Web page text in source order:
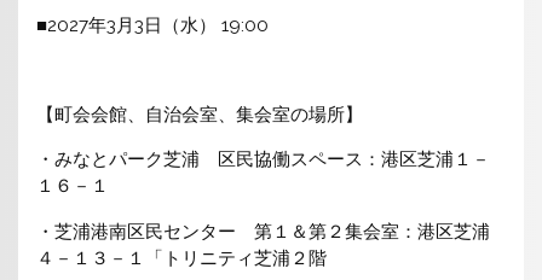
■2027年3月3日（水） 19:00
【町会会館、自治会室、集会室の場所】
・みなとパーク芝浦 区民協働スペース：港区芝浦１－
１６－１
・芝浦港南区民センター 第１＆第２集会室：港区芝浦
４－１３－１「トリニティ芝浦２階